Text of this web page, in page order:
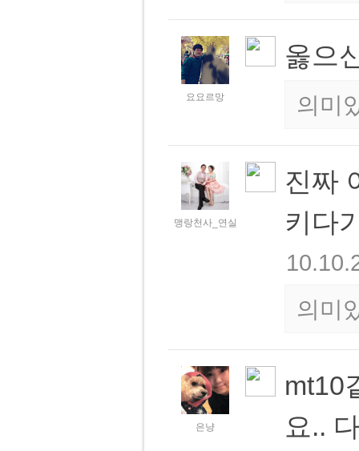
요요르망
옳으
의미
맹랑천사_연실
진짜
키다
의미
은냥
mt10
요..